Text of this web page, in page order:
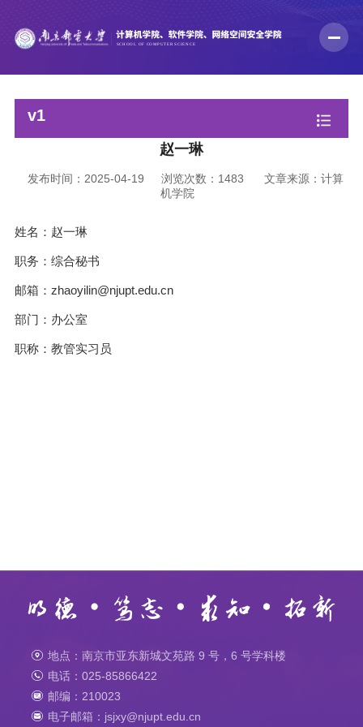
v1
赵一琳
发布时间：2025-04-19 浏览次数： 1483
文章来源：计算
机学院
姓名：赵一琳
职务：综合秘书
邮箱：zhaoyilin@njupt.edu.cn
部门：办公室
职称：教管实习员
地点：南京市亚东新城文苑路 9 号，6 号学科楼
电话：025-85866422
邮编：210023
电子邮箱：jsjxy@njupt.edu.cn